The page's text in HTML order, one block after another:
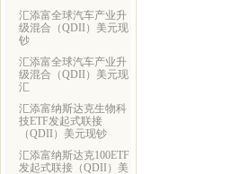
汇添富全球汽车产业升
级混合（QDII）美元现
钞
汇添富全球汽车产业升
级混合（QDII）美元现
汇
汇添富纳斯达克生物科
技ETF发起式联接
（QDII）美元现钞
汇添富纳斯达克100ETF
发起式联接（QDII）美